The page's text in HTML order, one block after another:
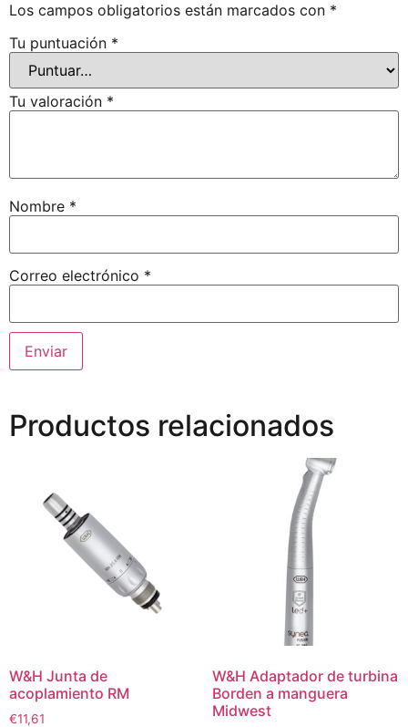
Los campos obligatorios están marcados con *
Tu puntuación *
Tu valoración *
Nombre *
Correo electrónico *
Productos relacionados
W&H Junta de
acoplamiento RM
€11,61
W&H Adaptador de turbina
Borden a manguera
Midwest